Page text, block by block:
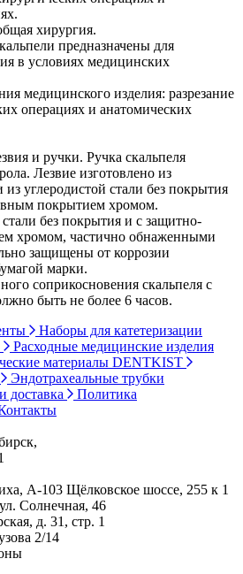
хирургия.
предназначены для
в условиях медицинских
медицинского изделия: разрезание
операциях и анатомических
и ручки. Ручка скальпеля
Лезвие изготовлено из
углеродистой стали без покрытия
покрытием хромом.
без покрытия и с защитно-
хромом, частично обнаженными
защищены от коррозии
марки.
соприкосновения скальпеля с
быть не более 6 часов.
Наборы для катетеризации
Расходные медицинские изделия
материалы DENTKIST
Эндотрахеальные трубки
доставка
Политика
А-103 Щёлковское шоссе, 255 к 1
Солнечная, 46
д. 31, стр. 1
2/14